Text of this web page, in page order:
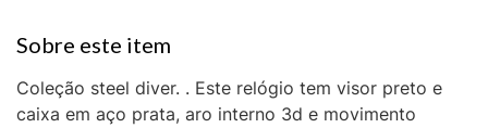
Coleção steel diver. . Este relógio tem visor preto e
caixa em aço prata, aro interno 3d e movimento